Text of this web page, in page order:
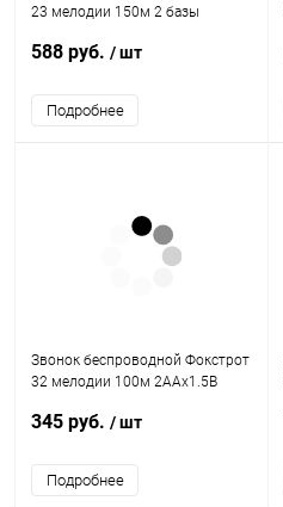
23 мелодии 150м 2 базы
компл.) бел. КОСМОС
588 руб. / шт
Подробнее
Звонок беспроводной Фокстрот
32 мелодии 100м 2AAх1.5В
345 руб. / шт
Подробнее